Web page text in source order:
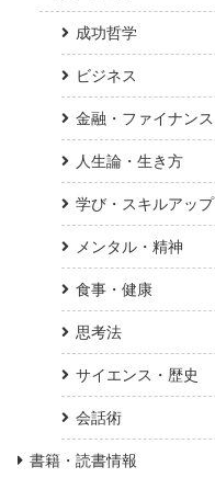
成功哲学
ビジネス
金融・ファイナンス
人生論・生き方
学び・スキルアップ
メンタル・精神
食事・健康
思考法
サイエンス・歴史
会話術
書籍・読書情報